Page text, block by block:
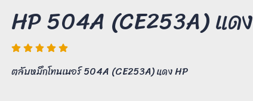
HP 504A (CE253A) แดง
ตลับหมึกโทนเนอร์ 504A (CE253A) แดง HP